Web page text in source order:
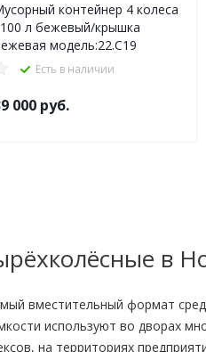
контейнер 4 колеса
л бежевый/крышка
модель:22.C19
Есть в наличии
000 руб.
в
вместительный формат
используют во дворах
на территориях